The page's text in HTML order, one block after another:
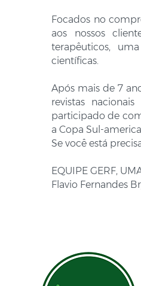
Focados no
aos nossos
terapêuticos,
científicas.
Após mais de 7
revistas
participado de
a Copa Sul-
Se você está
EQUIPE GERF,
Flavio Fernandes